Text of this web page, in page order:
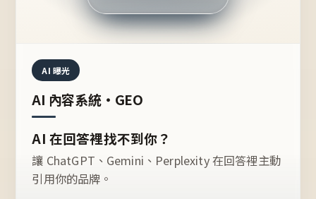
推薦的台灣品牌？
AI 曝光
AI 內容系統・GEO
AI 在回答裡找不到你？
讓 ChatGPT、Gemini、Perplexity 在回答裡主動
引用你的品牌。